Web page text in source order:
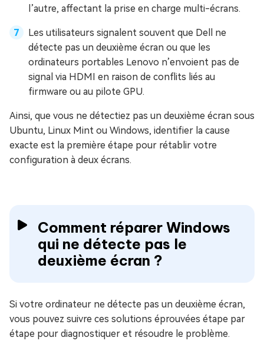
l’autre, affectant la prise en charge multi-écrans.
Les utilisateurs signalent souvent que Dell ne
détecte pas un deuxième écran ou que les
ordinateurs portables Lenovo n’envoient pas de
signal via HDMI en raison de conflits liés au
firmware ou au pilote GPU.
Ainsi, que vous ne détectiez pas un deuxième écran sous
Ubuntu, Linux Mint ou Windows, identifier la cause
exacte est la première étape pour rétablir votre
configuration à deux écrans.
Comment réparer Windows
qui ne détecte pas le
deuxième écran ?
Si votre ordinateur ne détecte pas un deuxième écran,
vous pouvez suivre ces solutions éprouvées étape par
étape pour diagnostiquer et résoudre le problème.